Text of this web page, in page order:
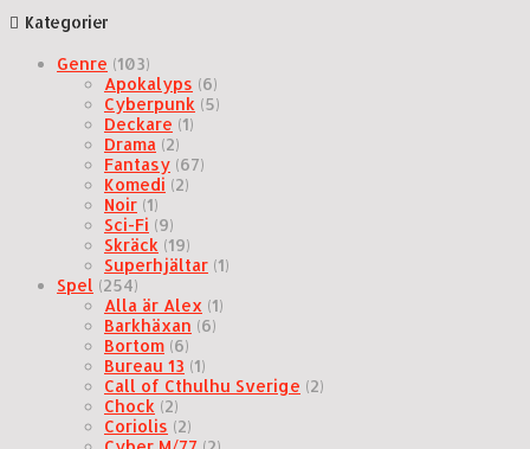
Kategorier
Genre (103)
Apokalyps (6)
Cyberpunk (5)
Deckare (1)
Drama (2)
Fantasy (67)
Komedi (2)
Noir (1)
Sci-Fi (9)
Skräck (19)
Superhjältar (1)
Spel (254)
Alla är Alex (1)
Barkhäxan (6)
Bortom (6)
Bureau 13 (1)
Call of Cthulhu Sverige (2)
Chock (2)
Coriolis (2)